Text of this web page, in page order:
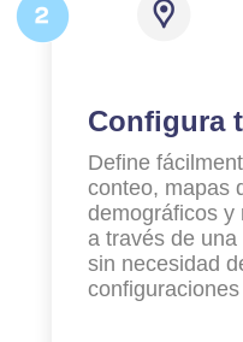
Configura
Define
conteo, mapas
demográficos y
a través de
sin necesidad